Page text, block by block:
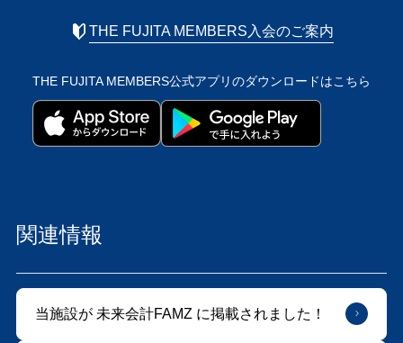
THE FUJITA MEMBERS入会のご案内
THE FUJITA MEMBERS公式アプリのダウンロードはこちら
関連情報
当施設が 未来会計FAMZ に掲載されました！